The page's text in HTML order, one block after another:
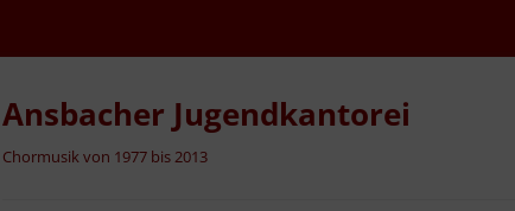
Zum
springen
Ansbacher Jugendkantorei
Chormusik von 1977 bis 2013